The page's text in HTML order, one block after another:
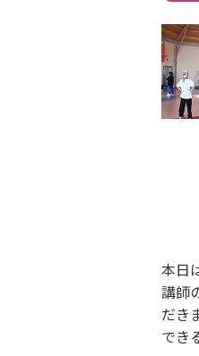
本日
講師
だき
でき